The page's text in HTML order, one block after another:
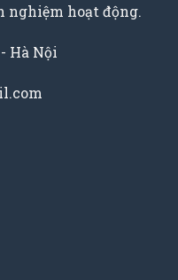
nghiệm hoạt động.
Hà Nội